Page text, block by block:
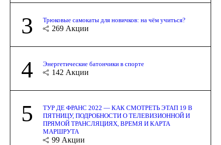
3 Трюковые самокаты для новичков: на чём учиться?
269 Акции
4 Энергетические батончики в спорте
142 Акции
5
ТУР ДЕ ФРАНС 2022 — КАК СМОТРЕТЬ ЭТАП 19 В
ПЯТНИЦУ, ПОДРОБНОСТИ О ТЕЛЕВИЗИОННОЙ И
ПРЯМОЙ ТРАНСЛЯЦИЯХ, ВРЕМЯ И КАРТА
МАРШРУТА
99 Акции